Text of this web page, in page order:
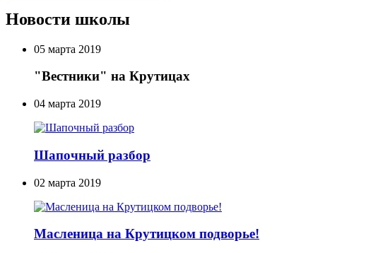
Новости школы
05 марта 2019
"Вестники" на Крутицах
04 марта 2019
Шапочный разбор
02 марта 2019
Масленица на Крутицком подворье!